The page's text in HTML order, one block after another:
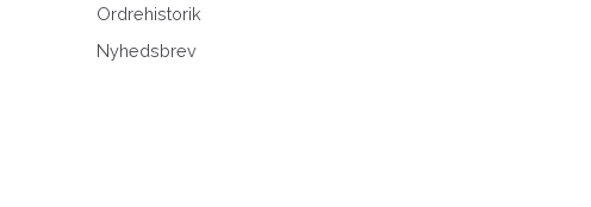
Ordrehistorik
Nyhedsbrev